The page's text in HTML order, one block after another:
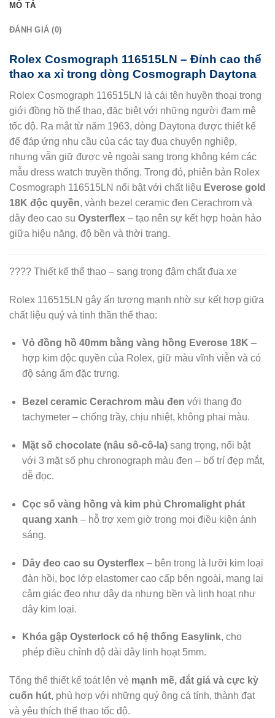
MÔ TẢ
ĐÁNH GIÁ (0)
Rolex Cosmograph 116515LN – Đỉnh cao thể
thao xa xỉ trong dòng Cosmograph Daytona
Rolex Cosmograph 116515LN là cái tên huyền thoại trong
giới đồng hồ thể thao, đặc biệt với những người đam mê
tốc độ. Ra mắt từ năm 1963, dòng Daytona được thiết kế
để đáp ứng nhu cầu của các tay đua chuyên nghiệp,
nhưng vẫn giữ được vẻ ngoài sang trọng không kém các
mẫu dress watch truyền thống. Trong đó, phiên bản Rolex
Cosmograph 116515LN nổi bật với chất liệu Everose gold
18K độc quyền, vành bezel ceramic đen Cerachrom và
dây đeo cao su Oysterflex – tạo nên sự kết hợp hoàn hảo
giữa hiệu năng, độ bền và thời trang.
???? Thiết kế thể thao – sang trọng đậm chất đua xe
Rolex 116515LN gây ấn tượng mạnh nhờ sự kết hợp giữa
chất liệu quý và tinh thần thể thao:
Vỏ đồng hồ 40mm bằng vàng hồng Everose 18K –
hợp kim độc quyền của Rolex, giữ màu vĩnh viễn và có
độ sáng ấm đặc trưng.
Bezel ceramic Cerachrom màu đen với thang đo
tachymeter – chống trầy, chịu nhiệt, không phai màu.
Mặt số chocolate (nâu sô-cô-la)sang trọng, nổi bật
với 3 mặt số phụ chronograph màu đen – bố trí đẹp mắt,
dễ đọc.
Cọc số vàng hồng và kim phủ Chromalight phát
quang xanh – hỗ trợ xem giờ trong mọi điều kiện ánh
sáng.
Dây đeo cao su Oysterflex– bên trong là lưỡi kim loại
đàn hồi, bọc lớp elastomer cao cấp bên ngoài, mang lại
cảm giác đeo như dây da nhưng bền và linh hoạt như
dây kim loại.
Khóa gập Oysterlock có hệ thống Easylink, cho
phép điều chỉnh độ dài dây linh hoạt 5mm.
Tổng thể thiết kế toát lên vẻ mạnh mẽ, đắt giá và cực kỳ
cuốn hút, phù hợp với những quý ông cá tính, thành đạt
và yêu thích thể thao tốc độ.